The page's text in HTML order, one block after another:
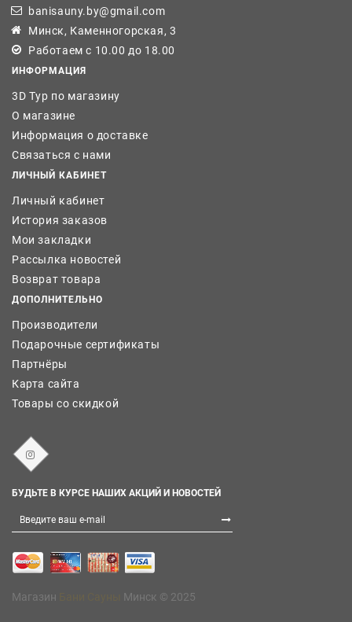
banisauny.by@gmail.com
Минск, Каменногорская, 3
Работаем с 10.00 до 18.00
ИНФОРМАЦИЯ
3D Тур по магазину
О магазине
Информация о доставке
Связаться с нами
ЛИЧНЫЙ КАБИНЕТ
Личный кабинет
История заказов
Мои закладки
Рассылка новостей
Возврат товара
ДОПОЛНИТЕЛЬНО
Производители
Подарочные сертификаты
Партнёры
Карта сайта
Товары со скидкой
БУДЬТЕ В КУРСЕ НАШИХ АКЦИЙ И НОВОСТЕЙ
Магазин Минск © 2025